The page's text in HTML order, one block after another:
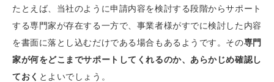
たとえば、当社のように申請内容を検討する段階からサポート
する専門家が存在する一方で、事業者様がすでに検討した内容
を書面に落とし込むだけである場合もあるようです。その専門
家が何をどこまでサポートしてくれるのか、あらかじめ確認し
ておく とよいでしょう。